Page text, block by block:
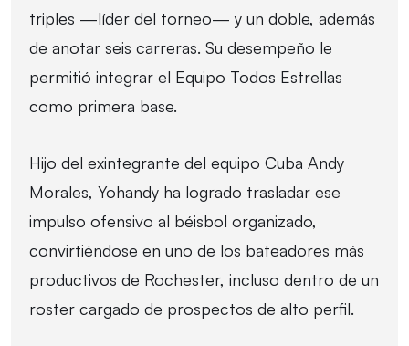
triples —líder del torneo— y un doble, además
de anotar seis carreras. Su desempeño le
permitió integrar el Equipo Todos Estrellas
como primera base.
Hijo del exintegrante del equipo Cuba Andy
Morales, Yohandy ha logrado trasladar ese
impulso ofensivo al béisbol organizado,
convirtiéndose en uno de los bateadores más
productivos de Rochester, incluso dentro de un
roster cargado de prospectos de alto perfil.